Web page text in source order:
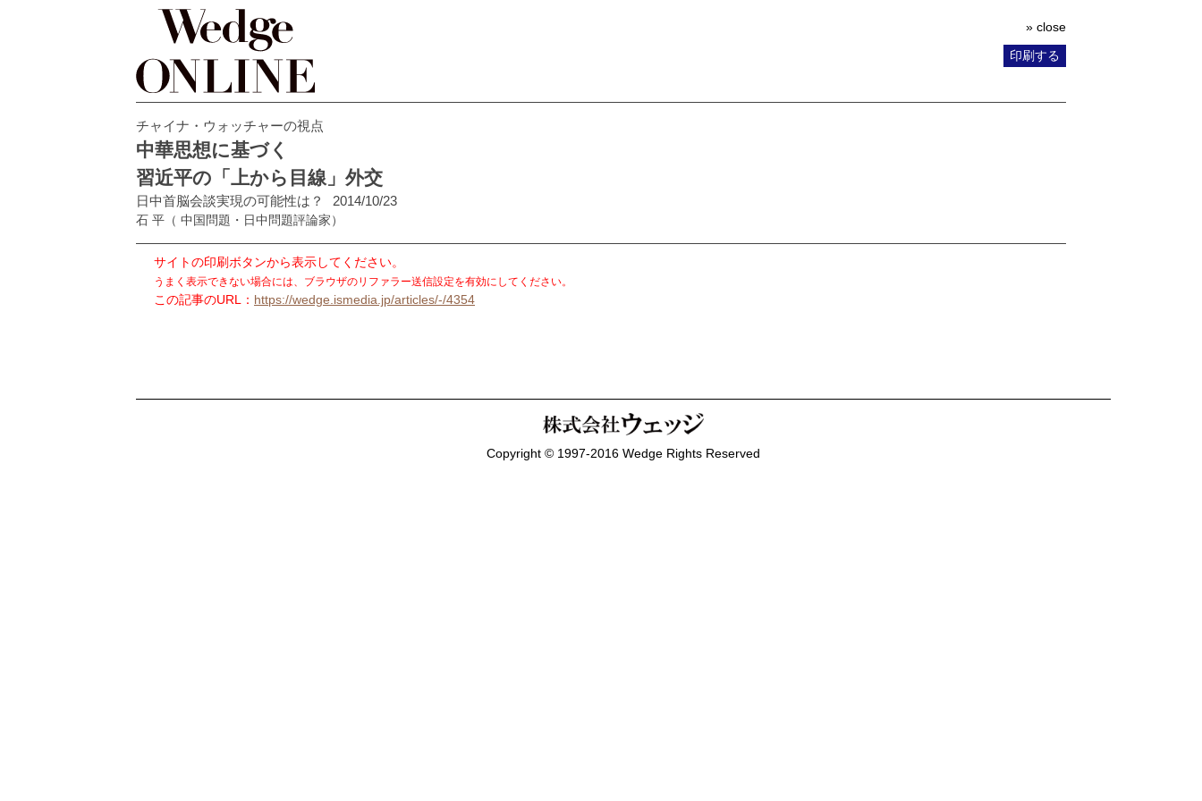
» close
印刷する
チャイナ・ウォッチャーの視点
中華思想に基づく
習近平の「上から目線」外交
日中首脳会談実現の可能性は？ 2014/10/23
石 平 （ 中国問題・日中問題評論家）
サイトの印刷ボタンから表示してください。
うまく表示できない場合には、ブラウザのリファラー送信設定を有効にしてください。
この記事のURL： https://wedge.ismedia.jp/articles/-/4354
Copyright © 1997-2016 Wedge Rights Reserved